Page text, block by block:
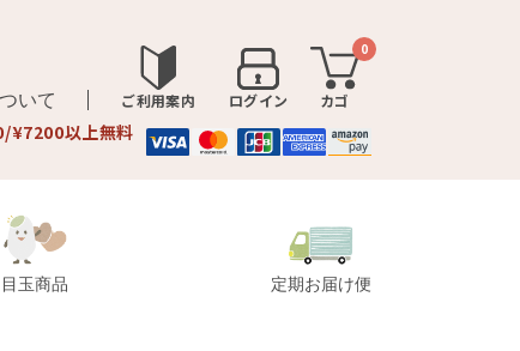
いて ご利用案内 ログイン カゴ
0
¥7200以上無料
目玉商品 定期お届け便